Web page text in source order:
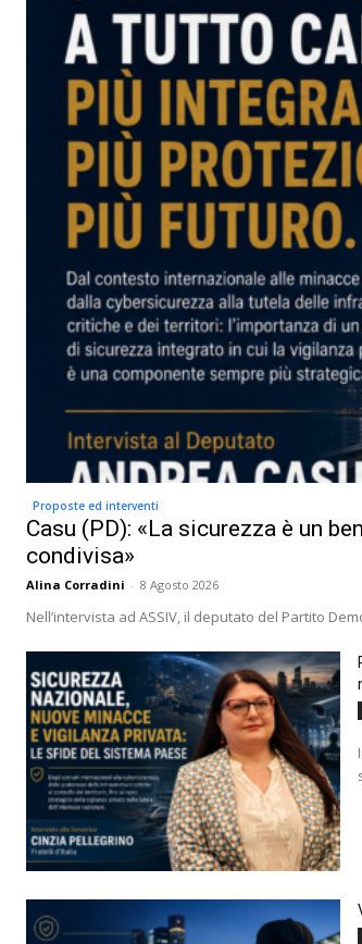
Proposte ed interventi
Casu (PD): «La sicurezza è un
condivisa»
Alina Corradini - 8 Agosto 2026
Nell’intervista ad ASSIV, il deputato del Partito